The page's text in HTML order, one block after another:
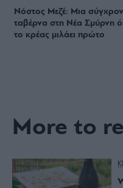
Νόστος Μεζέ: Μια
ταβέρνα στη Νέα Σμύρνη
το κρέας μιλάει πρώτο
More to